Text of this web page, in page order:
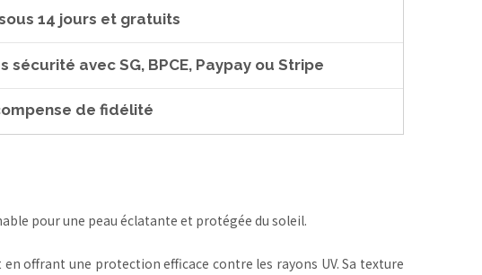
14 jours et gratuits
sécurité avec SG, BPCE, Paypay ou Stripe
de fidélité
pour une peau éclatante et protégée du soleil.
offrant une protection efficace contre les rayons UV. Sa texture